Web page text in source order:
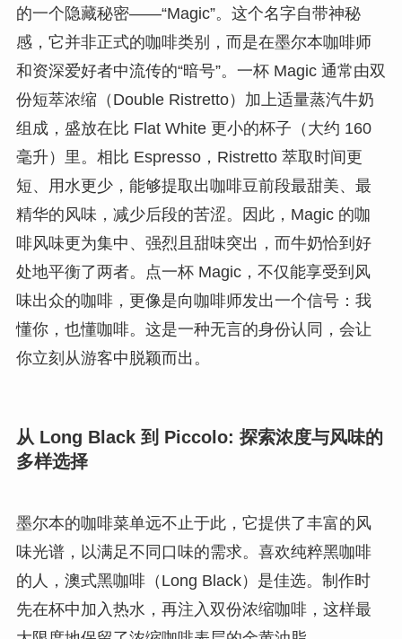
的一个隐藏秘密——“Magic”。这个名字自带神秘
感，它并非正式的咖啡类别，而是在墨尔本咖啡师
和资深爱好者中流传的“暗号”。一杯 Magic 通常由双
份短萃浓缩（Double Ristretto）加上适量蒸汽牛奶
组成，盛放在比 Flat White 更小的杯子（大约 160
毫升）里。相比 Espresso，Ristretto 萃取时间更
短、用水更少，能够提取出咖啡豆前段最甜美、最
精华的风味，减少后段的苦涩。因此，Magic 的咖
啡风味更为集中、强烈且甜味突出，而牛奶恰到好
处地平衡了两者。点一杯 Magic，不仅能享受到风
味出众的咖啡，更像是向咖啡师发出一个信号：我
懂你，也懂咖啡。这是一种无言的身份认同，会让
你立刻从游客中脱颖而出。
从 Long Black 到 Piccolo: 探索浓度与风味的
多样选择
墨尔本的咖啡菜单远不止于此，它提供了丰富的风
味光谱，以满足不同口味的需求。喜欢纯粹黑咖啡
的人，澳式黑咖啡（Long Black）是佳选。制作时
先在杯中加入热水，再注入双份浓缩咖啡，这样最